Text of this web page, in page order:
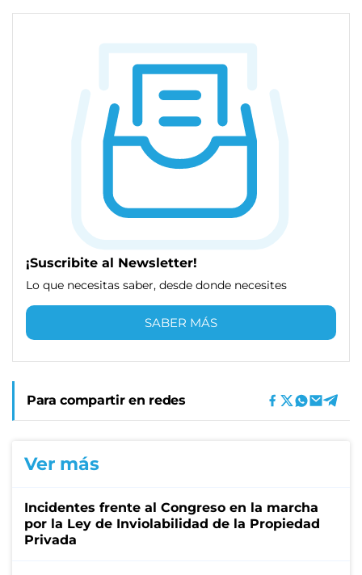
¡Suscribite al Newsletter!
Lo que necesitas saber, desde donde necesites
SABER MÁS
Para compartir en redes
Ver más
Incidentes frente al Congreso en la marcha
por la Ley de Inviolabilidad de la Propiedad
Privada